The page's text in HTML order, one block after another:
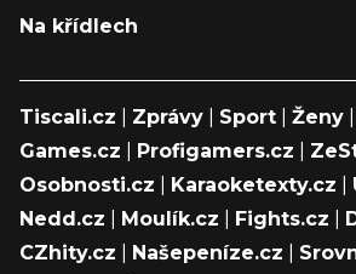
Na křídlech
Tiscali.cz Zprávy Sport Ženy
Games.cz
Profigamers.cz
Osobnosti.cz
Karaoketexty.cz
Nedd.cz
Moulík.cz Fights.cz
CZhity.cz
Našepeníze.cz